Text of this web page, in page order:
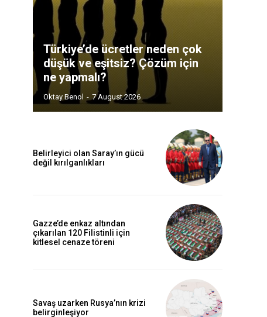
Türkiye’de ücretler neden çok
düşük ve eşitsiz? Çözüm için
ne yapmalı?
Oktay Benol - 7 August 2026
Belirleyici olan Saray’ın gücü
değil kırılganlıkları
Gazze’de enkaz altından
çıkarılan 120 Filistinli için
kitlesel cenaze töreni
Savaş uzarken Rusya’nın krizi
belirginleşiyor